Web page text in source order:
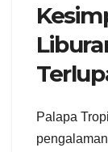
Palapa